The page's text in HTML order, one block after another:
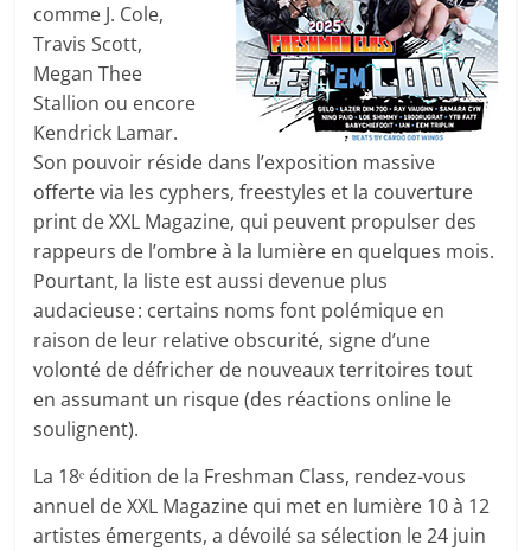
comme J. Cole,
Travis Scott,
Megan Thee
Stallion ou encore
Kendrick Lamar.
Son pouvoir réside dans l’exposition massive
offerte via les cyphers, freestyles et la couverture
print de XXL Magazine, qui peuvent propulser des
rappeurs de l’ombre à la lumière en quelques mois.
Pourtant, la liste est aussi devenue plus
audacieuse : certains noms font polémique en
raison de leur relative obscurité, signe d’une
volonté de défricher de nouveaux territoires tout
en assumant un risque (des réactions online le
soulignent).
La 18ᵉ édition de la Freshman Class, rendez-vous
annuel de XXL Magazine qui met en lumière 10 à 12
artistes émergents, a dévoilé sa sélection le 24 juin